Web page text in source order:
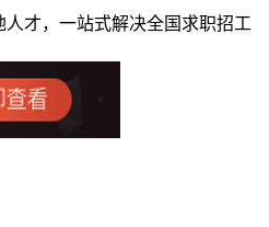
才，一站式解决全国求职招工